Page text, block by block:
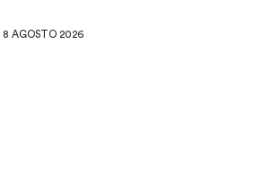
8 AGOSTO 2026